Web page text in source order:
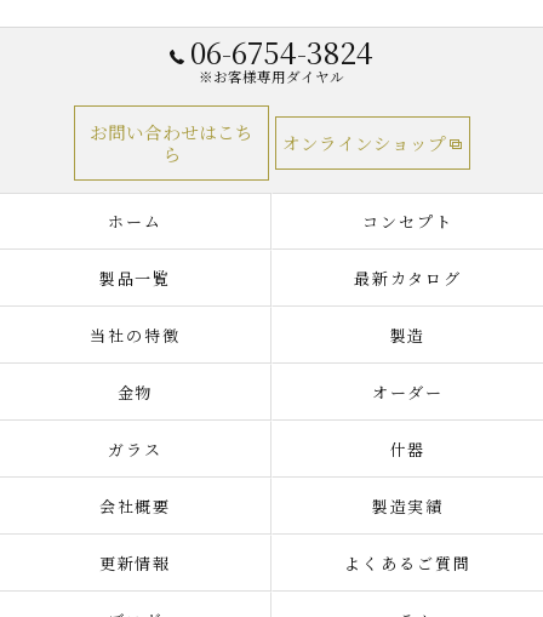
06-6754-3824
※お客様専用ダイヤル
お問い合わせはこち
ら
オンラインショップ
ホーム コンセプト
製品一覧 最新カタログ
当社の特徴 製造
金物 オーダー
ガラス 什器
会社概要 製造実績
更新情報 よくあるご質問